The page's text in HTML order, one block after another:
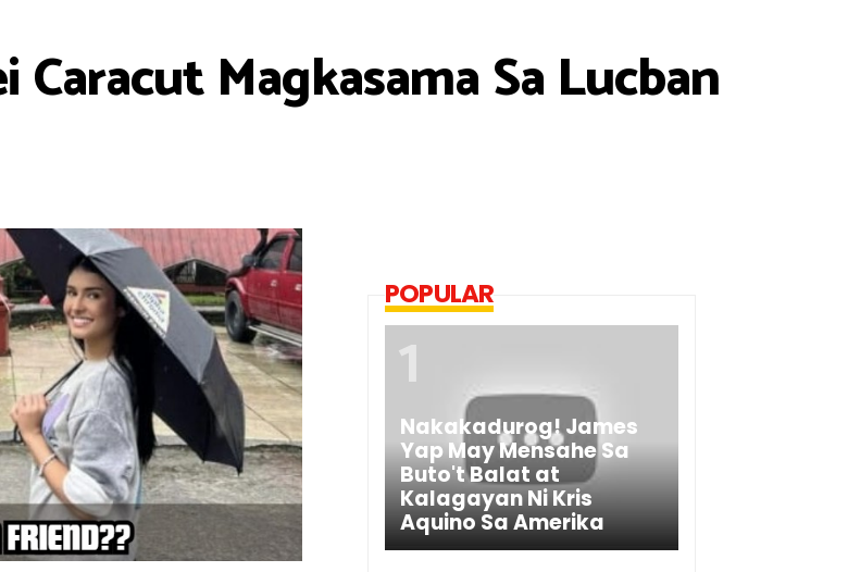
Magkasama Sa Lucban
POPULAR
Nakakadurog! James
Yap May Mensahe Sa
Buto't Balat at
Kalagayan Ni Kris
Aquino Sa Amerika